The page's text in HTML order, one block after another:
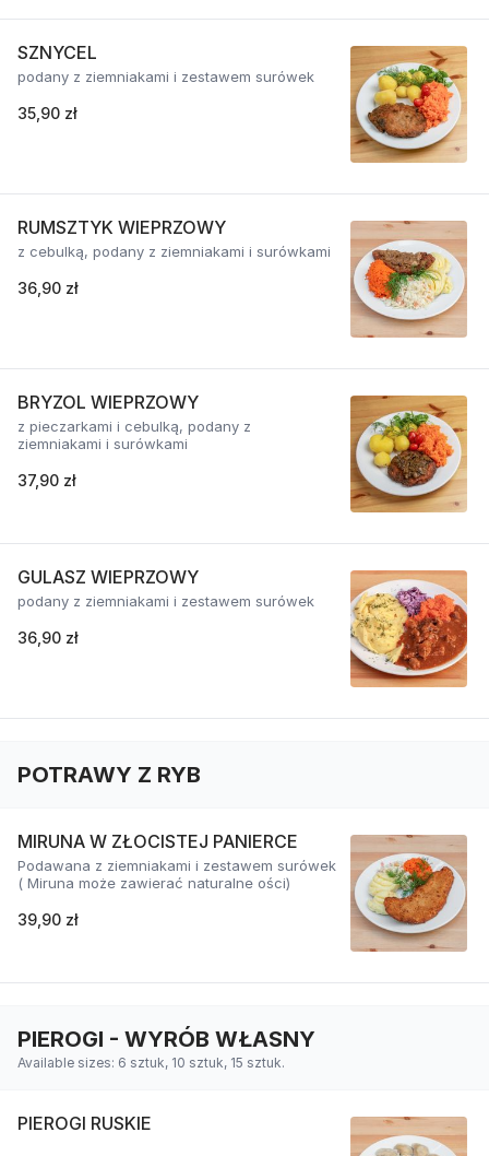
SZNYCEL
podany z ziemniakami i zestawem surówek
35,90 zł
RUMSZTYK WIEPRZOWY
z cebulką, podany z ziemniakami i surówkami
36,90 zł
BRYZOL WIEPRZOWY
z pieczarkami i cebulką, podany z
ziemniakami i surówkami
37,90 zł
GULASZ WIEPRZOWY
podany z ziemniakami i zestawem surówek
36,90 zł
POTRAWY Z RYB
MIRUNA W ZŁOCISTEJ PANIERCE
Podawana z ziemniakami i zestawem surówek
( Miruna może zawierać naturalne ości)
39,90 zł
PIEROGI - WYRÓB WŁASNY
Available sizes: 6 sztuk, 10 sztuk, 15 sztuk.
PIEROGI RUSKIE